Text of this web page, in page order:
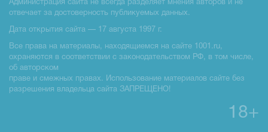
Администрация сайта не всегда разделяет мнения авторов и не
отвечает за достоверность публикуемых данных.
Дата открытия сайта — 17 августа 1997 г.
Все права на материалы, находящиемся на сайте 1001.ru,
охраняются в соответствии с законодательством РФ, в том числе,
об авторском
праве и смежных правах. Использование материалов сайте без
разрешения владельца сайта ЗАПРЕЩЕНО!
18+